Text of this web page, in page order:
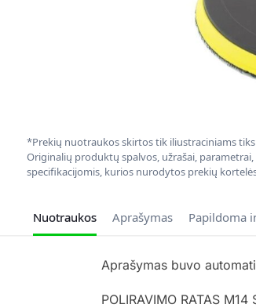
*Prekių nuotraukos skirtos tik iliustraciniams
Originalių produktų spalvos, užrašai,
specifikacijomis, kurios nurodytos prekių
Nuotraukos Aprašymas Papildoma
Aprašymas buvo
POLIRAVIMO RATAS